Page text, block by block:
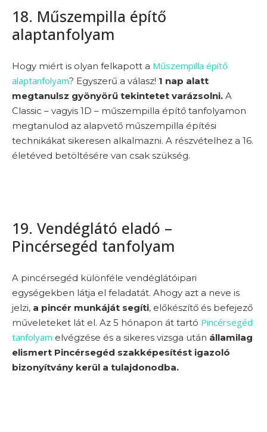
18. Műszempilla építő
alaptanfolyam
Hogy miért is olyan felkapott a Műszempilla építő
alaptanfolyam? Egyszerű a válasz! 1 nap alatt
megtanulsz gyönyörű tekintetet varázsolni. A
Classic – vagyis 1D – műszempilla építő tanfolyamon
megtanulod az alapvető műszempilla építési
technikákat sikeresen alkalmazni. A részvételhez a 16.
életéved betöltésére van csak szükség.
19. Vendéglátó eladó –
Pincérsegéd tanfolyam
A pincérsegéd különféle vendéglátóipari
egységekben látja el feladatát. Ahogy azt a neve is
jelzi, a pincér munkáját segíti, előkészítő és befejező
műveleteket lát el. Az 5 hónapon át tartó Pincérsegéd
tanfolyam elvégzése és a sikeres vizsga után államilag
elismert Pincérsegéd szakképesítést igazoló
bizonyítvány kerül a tulajdonodba.